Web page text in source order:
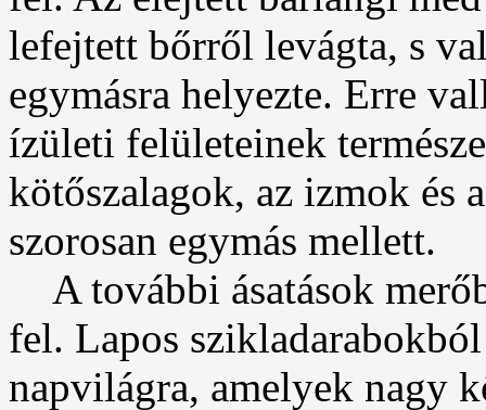
lefejtett bőrről levágta, s
egymásra helyezte. Erre
ízületi felületeinek
kötőszalagok, az izmok és
szorosan egymás mellett.
A további ásatások
fel. Lapos
napvilágra, amelyek nagy